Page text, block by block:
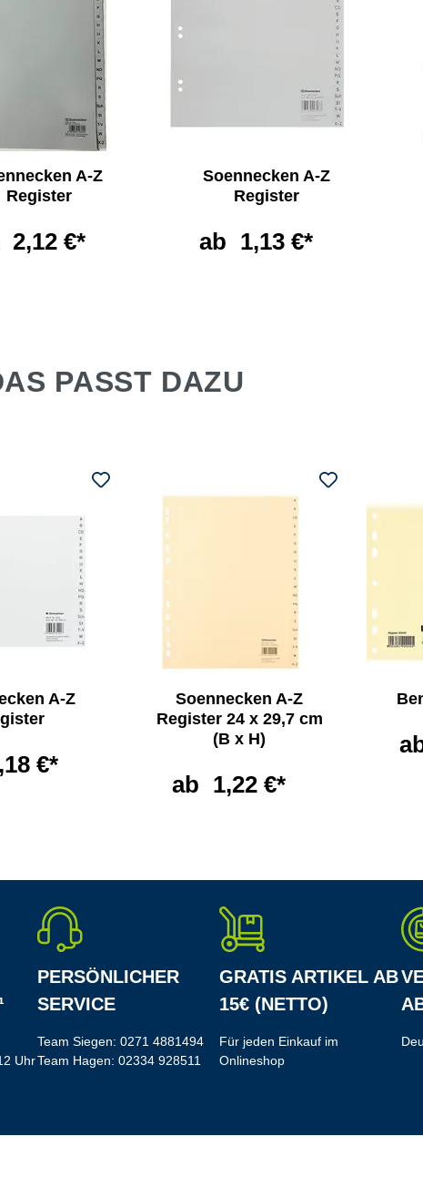
A-Z
Register
2,12 €*
Soennecken A-Z
Register
ab 1,13 €*
PASST DAZU
A-Z
€*
Soennecken A-Z
Register 24 x 29,7 cm
(B x H)
ab 1,22 €*
Uhr
PERSÖNLICHER
SERVICE
Team Siegen: 0271 4881494
Team Hagen: 02334 928511
GRATIS ARTIKEL AB
15€ (NETTO)
Für jeden Einkauf im
Onlineshop